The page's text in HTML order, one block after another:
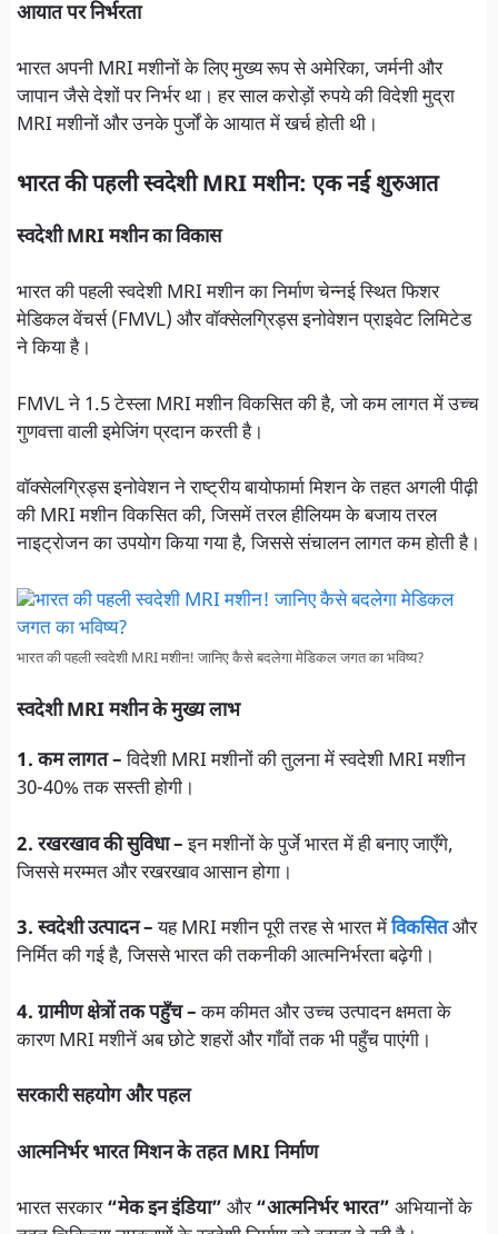
आयात पर निर्भरता
भारत अपनी MRI मशीनों के लिए मुख्य रूप से अमेरिका, जर्मनी और
जापान जैसे देशों पर निर्भर था। हर साल करोड़ों रुपये की विदेशी मुद्रा
MRI मशीनों और उनके पुर्जों के आयात में खर्च होती थी।
भारत की पहली स्वदेशी MRI मशीन: एक नई शुरुआत
स्वदेशी MRI मशीन का विकास
भारत की पहली स्वदेशी MRI मशीन का निर्माण चेन्नई स्थित फिशर
मेडिकल वेंचर्स (FMVL) और वॉक्सेलग्रिड्स इनोवेशन प्राइवेट लिमिटेड
ने किया है।
FMVL ने 1.5 टेस्ला MRI मशीन विकसित की है, जो कम लागत में उच्च
गुणवत्ता वाली इमेजिंग प्रदान करती है।
वॉक्सेलग्रिड्स इनोवेशन ने राष्ट्रीय बायोफार्मा मिशन के तहत अगली पीढ़ी
की MRI मशीन विकसित की, जिसमें तरल हीलियम के बजाय तरल
नाइट्रोजन का उपयोग किया गया है, जिससे संचालन लागत कम होती है।
भारत की पहली स्वदेशी MRI मशीन! जानिए कैसे बदलेगा मेडिकल जगत का भविष्य?
स्वदेशी MRI मशीन के मुख्य लाभ
1. कम लागत –विदेशी MRI मशीनों की तुलना में स्वदेशी MRI मशीन
30-40% तक सस्ती होगी।
2. रखरखाव की सुविधा –इन मशीनों के पुर्जे भारत में ही बनाए जाएँगे,
जिससे मरम्मत और रखरखाव आसान होगा।
3. स्वदेशी उत्पादन –यह MRI मशीन पूरी तरह से भारत मेंविकसितऔर
निर्मित की गई है, जिससे भारत की तकनीकी आत्मनिर्भरता बढ़ेगी।
4. ग्रामीण क्षेत्रों तक पहुँच –कम कीमत और उच्च उत्पादन क्षमता के
कारण MRI मशीनें अब छोटे शहरों और गाँवों तक भी पहुँच पाएंगी।
सरकारी सहयोग और पहल
आत्मनिर्भर भारत मिशन के तहत MRI निर्माण
भारत सरकार“मेक इन इंडिया” और“आत्मनिर्भर भारत” अभियानों के